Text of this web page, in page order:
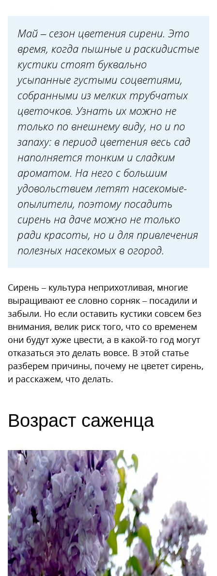
Несбалансированное питание
Что делать?
Неправильная обрезка
Что делать?
Возвратные заморозки весной
Что делать?
Болезни и вредители
Что делать?
Май – сезон цветения сирени. Это
время, когда пышные и раскидистые
кустики стоят буквально
усыпанные густыми соцветиями,
собранными из мелких трубчатых
цветочков. Узнать их можно не
только по внешнему виду, но и по
запаху: в период цветения весь сад
наполняется тонким и сладким
ароматом. На него с большим
удовольствием летят насекомые-
опылители, поэтому посадить
сирень на даче можно не только
ради красоты, но и для привлечения
полезных насекомых в огород.
Сирень – культура неприхотливая, многие
выращивают ее словно сорняк – посадили и
забыли. Но если оставить кустики совсем без
внимания, велик риск того, что со временем
они будут хуже цвести, а в какой-то год могут
отказаться это делать вовсе. В этой статье
разберем причины, почему не цветет сирень,
и расскажем, что делать.
Возраст саженца